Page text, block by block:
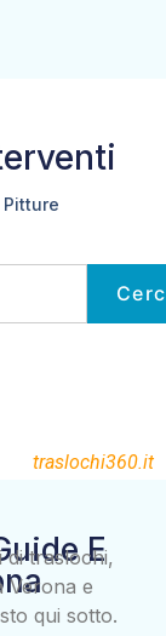
traslochi360.it
E
di traslochi,
Verona e
qui sotto.